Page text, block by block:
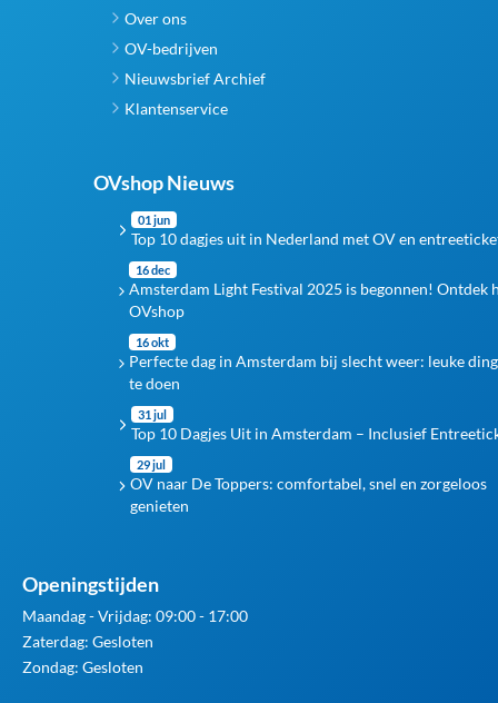
Over ons
OV-bedrijven
Nieuwsbrief Archief
Klantenservice
OVshop Nieuws
01 jun
Top 10 dagjes uit in Nederland met OV en
16 dec
Amsterdam Light Festival 2025 is begonnen! Ontdek
OVshop
16 okt
Perfecte dag in Amsterdam bij slecht weer: leuke
te doen
31 jul
Top 10 Dagjes Uit in Amsterdam – Inclusief
29 jul
OV naar De Toppers: comfortabel, snel en zorgeloos
genieten
Openingstijden
Maandag - Vrijdag: 09:00 - 17:00
Zaterdag: Gesloten
Zondag: Gesloten